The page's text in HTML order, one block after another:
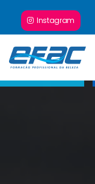
Instagram